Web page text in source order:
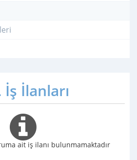
İş İlanları
ait iş ilanı bulunmamaktadır